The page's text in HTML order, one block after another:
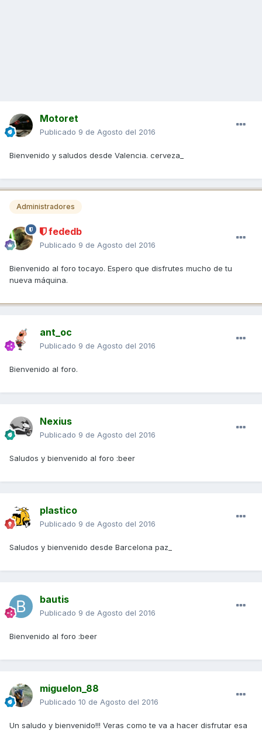
Motoret
Publicado 9 de Agosto del 2016
Bienvenido y saludos desde Valencia. cerveza_
Administradores
fededb
Publicado 9 de Agosto del 2016
Bienvenido al foro tocayo. Espero que disfrutes mucho de tu
nueva máquina.
ant_oc
Publicado 9 de Agosto del 2016
Bienvenido al foro.
Nexius
Publicado 9 de Agosto del 2016
Saludos y bienvenido al foro :beer
plastico
Publicado 9 de Agosto del 2016
Saludos y bienvenido desde Barcelona paz_
bautis
Publicado 9 de Agosto del 2016
Bienvenido al foro :beer
miguelon_88
Publicado 10 de Agosto del 2016
Un saludo y bienvenido!!! Veras como te va a hacer disfrutar esa